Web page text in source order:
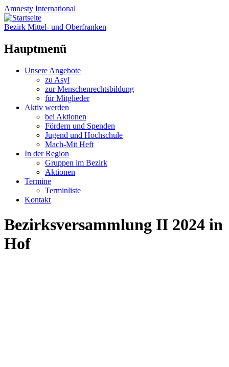
Amnesty International
Bezirk Mittel- und Oberfranken
Hauptmenü
Zum
Unsere Angebote
zu Asyl
zur Menschenrechtsbildung
für Mitglieder
Aktiv werden
bei Aktionen
Fördern und Spenden
Jugend und Hochschule
Mach-Mit Heft
In der Region
Gruppen im Bezirk
Aktionen
Termine
Terminliste
Kontakt
Bezirksversammlung II 2024 in
Hof